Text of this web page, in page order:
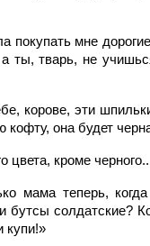
мне
ты, тварь, не
корове, эти
кофту, она будет
цвета, кроме
мама теперь,
бутсы солдатские?
купи!»